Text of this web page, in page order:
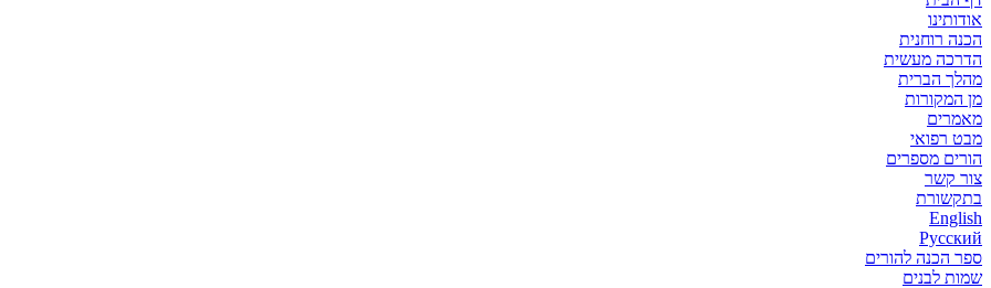
אודותינו
הכנה רוחנית
הדרכה מעשית
מהלך הברית
מן המקורות
מאמרים
מבט רפואי
הורים מספרים
צור קשר
בתקשורת
English
Русский
ספר הכנה להורים
שמות לבנים